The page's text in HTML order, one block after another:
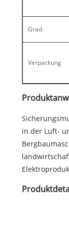
Grad
Verpackung
in der Luft-